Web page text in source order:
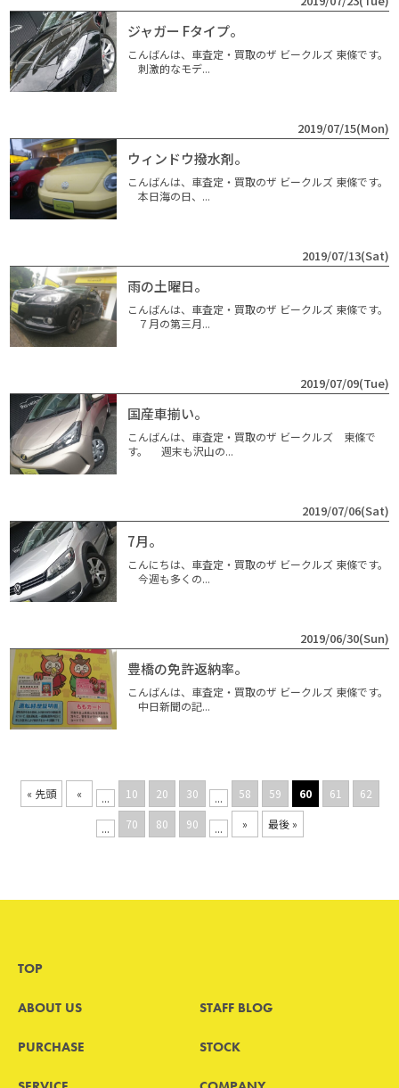
ジャガー Fタイプ。
こんばんは、車査定・買取のザ ビークルズ 東條です。
刺激的なモデ...
2019/07/15(Mon)
ウィンドウ撥水剤。
こんばんは、車査定・買取のザ ビークルズ 東條です。
本日海の日、...
2019/07/13(Sat)
雨の土曜日。
こんばんは、車査定・買取のザ ビークルズ 東條です。
７月の第三月...
2019/07/09(Tue)
国産車揃い。
こんばんは、車査定・買取のザ ビークルズ 東條で
す。 週末も沢山の...
2019/07/06(Sat)
7月。
こんにちは、車査定・買取のザ ビークルズ 東條です。
今週も多くの...
2019/06/30(Sun)
豊橋の免許返納率。
こんばんは、車査定・買取のザ ビークルズ 東條です。
中日新聞の記...
« 先頭 « ... 10 20 30 ... 58 59 60 61 62
... 70 80 90 ... » 最後 »
TOP
ABOUT US STAFF BLOG
PURCHASE STOCK